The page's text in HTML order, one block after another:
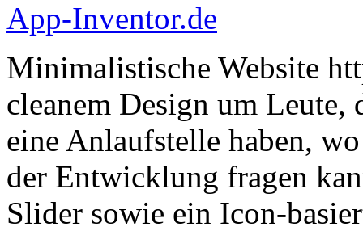
App-Inventor.de
Minimalistische Website
cleanem Design um
eine Anlaufstelle haben,
der Entwicklung fragen
Slider sowie ein Icon-